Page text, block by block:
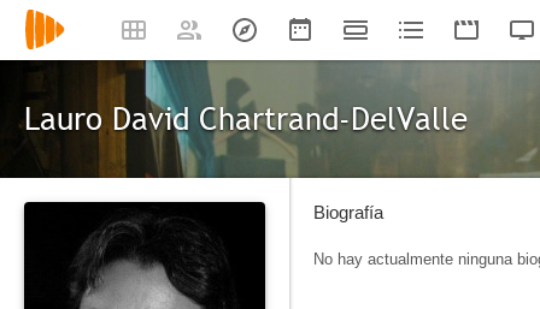
Lauro David Chartrand-DelValle
Biografía
No hay actualmente ninguna